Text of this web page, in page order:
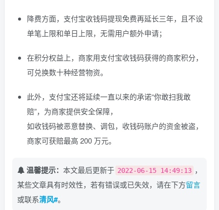
降费方面，支付宝收钱码提现免费再延长三年，且不设
单笔上限和单日上限，无需用户额外申请；
在积分权益上，商家用支付宝收钱码获得的商家积分，
可兑换数十种经营物资。
此外，支付宝还将延续一直以来的承诺“你敢扫我敢
赔”，为商家提供安全保障，
如收钱码被恶意替换、调包，收钱码账户的资金被盗，
商家可获赔最高 200 万元。
温馨提示： 本文最后更新于 2022-06-15 14:49:13 ，
某些文章具有时效性，若有错误或已失效，请在下方留言
或联系清风#。